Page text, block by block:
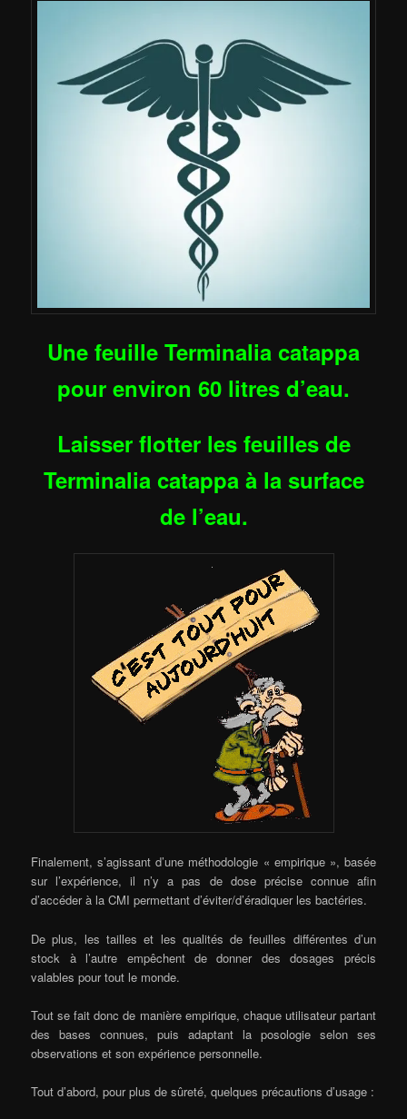
Une feuille Terminalia catappa
pour environ 60 litres d’eau.
Laisser flotter les feuilles de
Terminalia catappa à la surface
de l’eau.
Finalement, s’agissant d’une méthodologie « empirique », basée
sur l’expérience, il n’y a pas de dose précise connue afin
d’accéder à la CMI permettant d’éviter/d’éradiquer les bactéries.
De plus, les tailles et les qualités de feuilles différentes d’un
stock à l’autre empêchent de donner des dosages précis
valables pour tout le monde.
Tout se fait donc de manière empirique, chaque utilisateur partant
des bases connues, puis adaptant la posologie selon ses
observations et son expérience personnelle.
Tout d’abord, pour plus de sûreté, quelques précautions d’usage :